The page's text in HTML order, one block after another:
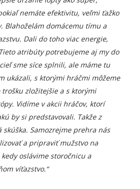
nemáte efektivitu, veľmi ťažko
Blahoželám domácemu tímu a
Dali do toho viac energie,
atribúty potrebujeme aj my do
sme síce splnili, ale máme tu
ukázali, s ktorými hráčmi môžeme
zložitejšie a s ktorými
Vidíme v akcii hráčov, ktorí
by si predstavovali. Takže z
Samozrejme prehra nás
a pripraviť mužstvo na
oslávime storočnicu a
víťazstvo.“